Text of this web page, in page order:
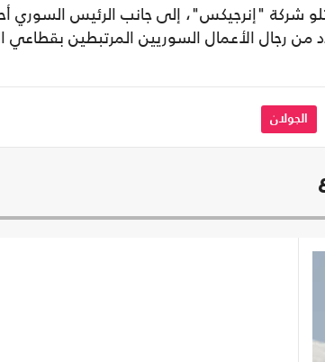
"إنرجيكس"، إلى جانب الرئيس السوري
رجال الأعمال السوريين المرتبطين بقطاعي
الجولان